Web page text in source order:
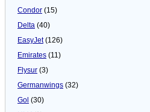
Condor (15)
Delta (40)
EasyJet(126)
Emirates (11)
Flysur (3)
Germanwings (32)
Gol (30)